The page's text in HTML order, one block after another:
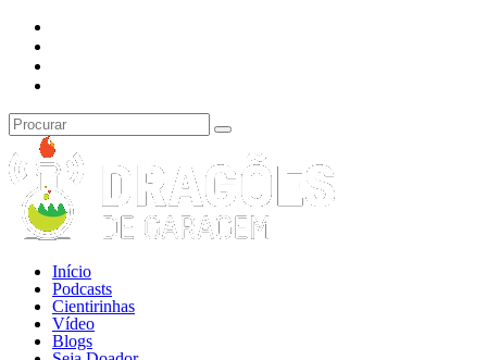
Início
Podcasts
Cientirinhas
Vídeo
Blogs